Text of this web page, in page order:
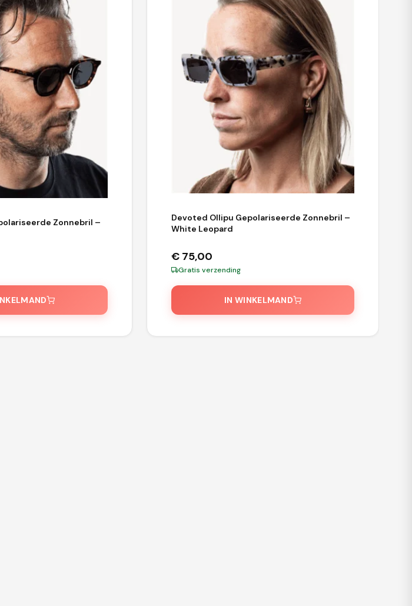
Zonnebril –
Devoted Ollipu Gepolariseerde Zonnebril –
White Leopard
€ 75,00
Gratis verzending
IN WINKELMAND